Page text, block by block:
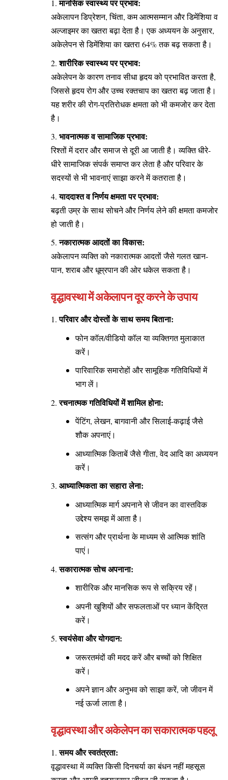
मानसिक स्वास्थ्य पर प्रभाव:
अकेलापन डिप्रेशन, चिंता, कम आत्मसम्मान और डिमेंशिया व
अल्जाइमर का खतरा बढ़ा देता है। एक अध्ययन के अनुसार,
अकेलेपन से डिमेंशिया का खतरा 64% तक बढ़ सकता है।
शारीरिक स्वास्थ्य पर प्रभाव:
अकेलेपन के कारण तनाव सीधा हृदय को प्रभावित करता है,
जिससे हृदय रोग और उच्च रक्तचाप का खतरा बढ़ जाता है।
यह शरीर की रोग-प्रतिरोधक क्षमता को भी कमजोर कर देता
है।
भावनात्मक व सामाजिक प्रभाव:
रिश्तों में दरार और समाज से दूरी आ जाती है। व्यक्ति धीरे-
धीरे सामाजिक संपर्क समाप्त कर लेता है और परिवार के
सदस्यों से भी भावनाएं साझा करने में कतराता है।
याददाश्त व निर्णय क्षमता पर प्रभाव:
बढ़ती उम्र के साथ सोचने और निर्णय लेने की क्षमता कमजोर
हो जाती है।
नकारात्मक आदतों का विकास:
अकेलापन व्यक्ति को नकारात्मक आदतों जैसे गलत खान-
पान, शराब और धूम्रपान की ओर धकेल सकता है।
वृद्धावस्था में अकेलापन दूर करने के उपाय
परिवार और दोस्तों के साथ समय बिताना:
फोन कॉल/वीडियो कॉल या व्यक्तिगत मुलाकात
करें।
पारिवारिक समारोहों और सामूहिक गतिविधियों में
भाग लें।
रचनात्मक गतिविधियों में शामिल होना:
पेंटिंग, लेखन, बागवानी और सिलाई-कढ़ाई जैसे
शौक अपनाएं।
आध्यात्मिक किताबें जैसे गीता, वेद आदि का अध्ययन
करें।
आध्यात्मिकता का सहारा लेना:
आध्यात्मिक मार्ग अपनाने से जीवन का वास्तविक
उद्देश्य समझ में आता है।
सत्संग और प्रार्थना के माध्यम से आत्मिक शांति
पाएं।
सकारात्मक सोच अपनाना:
शारीरिक और मानसिक रूप से सक्रिय रहें।
अपनी खुशियों और सफलताओं पर ध्यान केंद्रित
करें।
स्वयंसेवा और योगदान:
जरूरतमंदों की मदद करें और बच्चों को शिक्षित
करें।
अपने ज्ञान और अनुभव को साझा करें, जो जीवन में
नई ऊर्जा लाता है।
वृद्धावस्था और अकेलेपन का सकारात्मक पहलू
समय और स्वतंत्रता:
वृद्धावस्था में व्यक्ति किसी दिनचर्या का बंधन नहीं महसूस